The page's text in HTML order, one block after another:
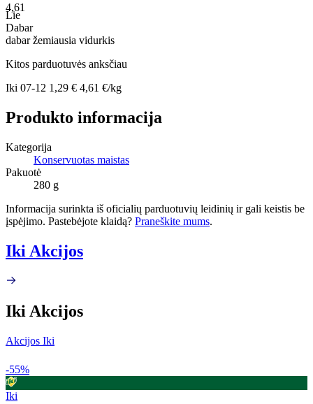
4,61
Lie
Dabar
dabaržemiausia vidurkis
Kitos parduotuvės anksčiau
Iki 07-12 1,29 € 4,61 €/kg
Produkto informacija
Kategorija
Konservuotas maistas
Pakuotė
280 g
Informacija surinkta iš oficialių parduotuvių leidinių ir gali keistis be
įspėjimo. Pastebėjote klaidą? Praneškite mums.
Iki Akcijos
Iki Akcijos
Akcijos Iki
-55%
Iki